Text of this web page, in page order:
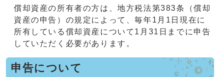
償却資産の所有者の方は、地方税法第383条（償却
資産の申告）の規定によって、毎年1月1日現在に
所有している償却資産について1月31日までに申告
していただく必要があります。
申告について